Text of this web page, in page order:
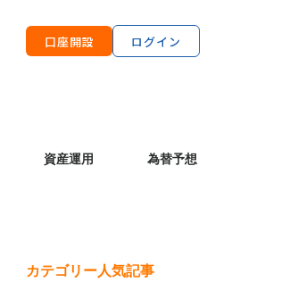
口座開設
ログイン
資産運用 為替予想
カテゴリー人気記事